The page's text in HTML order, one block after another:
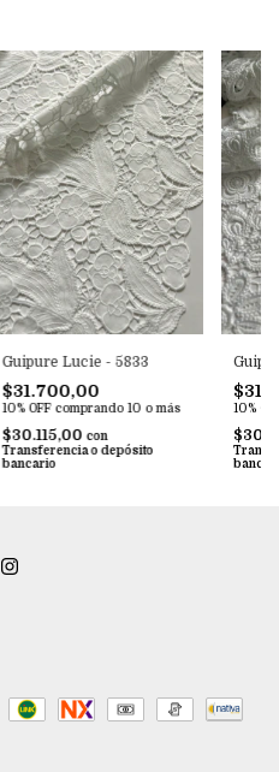
Guipure Lucie - 5833
$31.700,00
10% OFF comprando 10 o más
$30.115,00 con
Transferencia o depósito
bancario
10%